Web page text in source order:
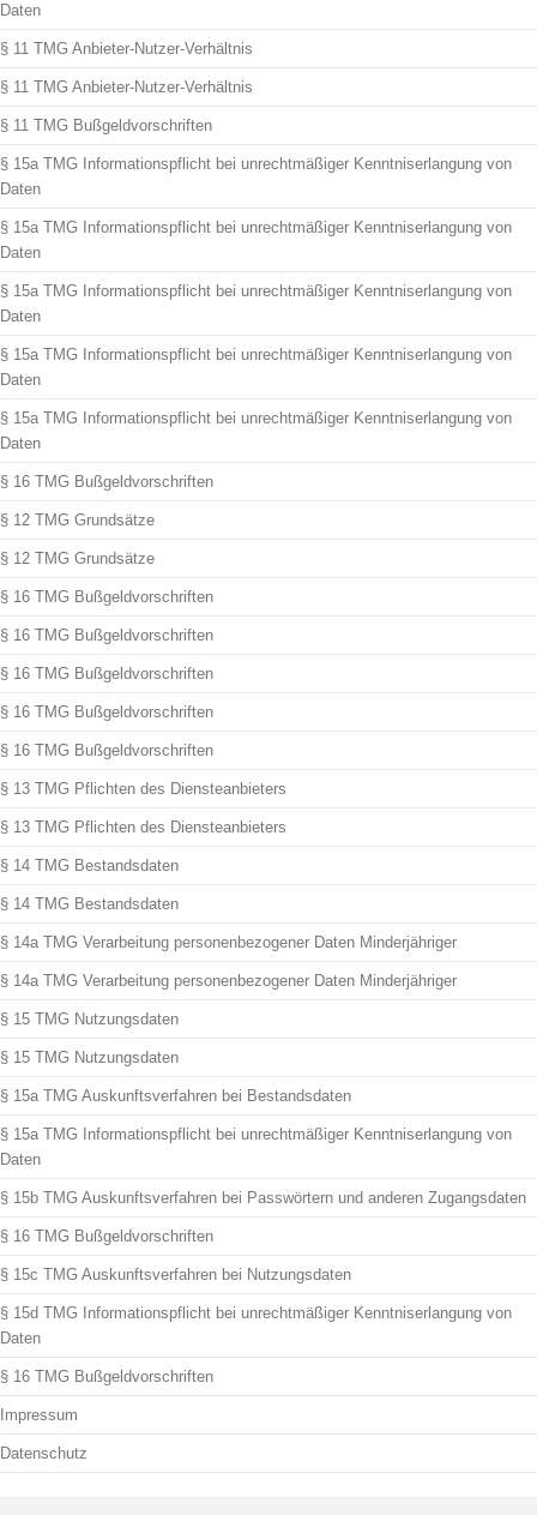
Daten
§ 11 TMG Anbieter-Nutzer-Verhältnis
§ 11 TMG Anbieter-Nutzer-Verhältnis
§ 11 TMG Bußgeldvorschriften
§ 15a TMG Informationspflicht bei unrechtmäßiger Kenntniserlangung von
Daten
§ 15a TMG Informationspflicht bei unrechtmäßiger Kenntniserlangung von
Daten
§ 15a TMG Informationspflicht bei unrechtmäßiger Kenntniserlangung von
Daten
§ 15a TMG Informationspflicht bei unrechtmäßiger Kenntniserlangung von
Daten
§ 15a TMG Informationspflicht bei unrechtmäßiger Kenntniserlangung von
Daten
§ 16 TMG Bußgeldvorschriften
§ 12 TMG Grundsätze
§ 12 TMG Grundsätze
§ 16 TMG Bußgeldvorschriften
§ 16 TMG Bußgeldvorschriften
§ 16 TMG Bußgeldvorschriften
§ 16 TMG Bußgeldvorschriften
§ 16 TMG Bußgeldvorschriften
§ 13 TMG Pflichten des Diensteanbieters
§ 13 TMG Pflichten des Diensteanbieters
§ 14 TMG Bestandsdaten
§ 14 TMG Bestandsdaten
§ 14a TMG Verarbeitung personenbezogener Daten Minderjähriger
§ 14a TMG Verarbeitung personenbezogener Daten Minderjähriger
§ 15 TMG Nutzungsdaten
§ 15 TMG Nutzungsdaten
§ 15a TMG Auskunftsverfahren bei Bestandsdaten
§ 15a TMG Informationspflicht bei unrechtmäßiger Kenntniserlangung von
Daten
§ 15b TMG Auskunftsverfahren bei Passwörtern und anderen Zugangsdaten
§ 16 TMG Bußgeldvorschriften
§ 15c TMG Auskunftsverfahren bei Nutzungsdaten
§ 15d TMG Informationspflicht bei unrechtmäßiger Kenntniserlangung von
Daten
§ 16 TMG Bußgeldvorschriften
Impressum
Datenschutz